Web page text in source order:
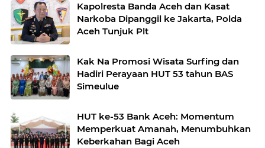
Kapolresta Banda Aceh dan Kasat
Narkoba Dipanggil ke Jakarta, Polda
Aceh Tunjuk Plt
Kak Na Promosi Wisata Surfing dan
Hadiri Perayaan HUT 53 tahun BAS
Simeulue
HUT ke-53 Bank Aceh: Momentum
Memperkuat Amanah, Menumbuhkan
Keberkahan Bagi Aceh